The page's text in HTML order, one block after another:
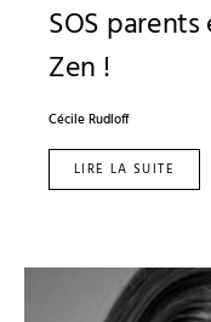
SOS
Zen !
Cécile Rudloff
LIRE LA SUITE